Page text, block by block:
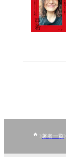
著者一覧